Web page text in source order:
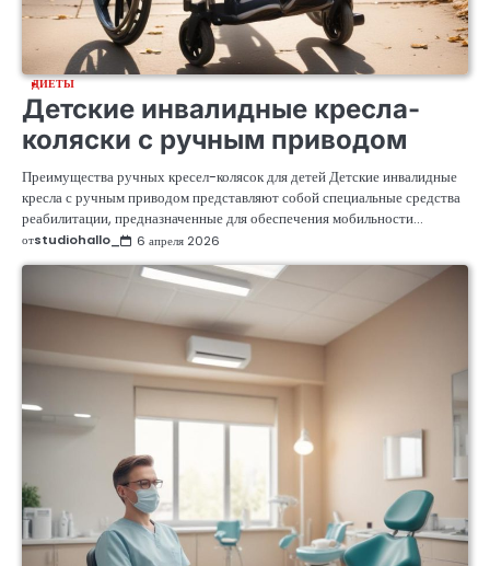
ДИЕТЫ
Детские инвалидные кресла-
коляски с ручным приводом
Преимущества ручных кресел-колясок для детей Детские инвалидные
кресла с ручным приводом представляют собой специальные средства
реабилитации, предназначенные для обеспечения мобильности…
отstudiohallo_ 6 апреля 2026